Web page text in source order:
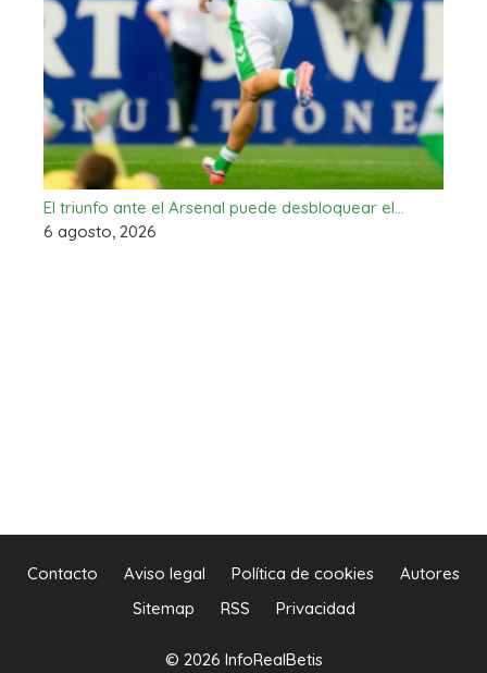
El triunfo ante el Arsenal puede desbloquear el…
6 agosto, 2026
Contacto Aviso legal Política de cookies
Autores
Sitemap
RSS Privacidad
© 2026 InfoRealBetis